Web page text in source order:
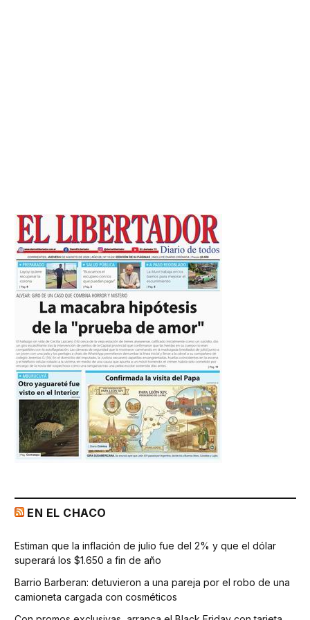
EN EL CHACO
Estiman que la inflación de julio fue del 2% y que el dólar
superará los $1.650 a fin de año
Barrio Barberan: detuvieron a una pareja por el robo de una
camioneta cargada con cosméticos